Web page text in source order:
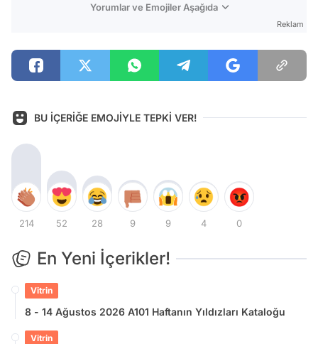
Yorumlar ve Emojiler Aşağıda
Reklam
BU İÇERİĞE EMOJİYLE TEPKİ VER!
214 52 28 9 9 4 0
En Yeni İçerikler!
Vitrin
8 - 14 Ağustos 2026 A101 Haftanın Yıldızları Kataloğu
Vitrin